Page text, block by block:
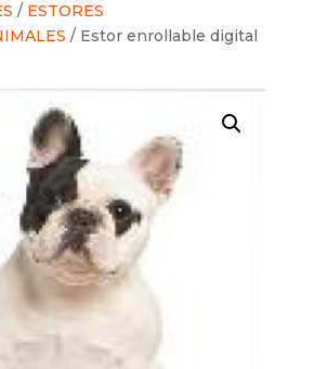
/ ESTORES
/ Estor enrollable digital